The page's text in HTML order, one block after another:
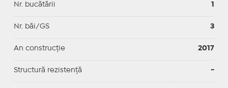
Nr. bucătării 1
Nr. băi/GS 3
An construcție 2017
Structură rezistență -